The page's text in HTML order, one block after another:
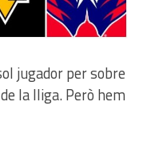
jugador per sobre
la lliga. Però hem